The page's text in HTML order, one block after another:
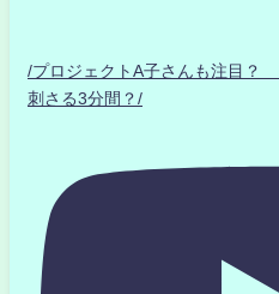
/プロジェクトA子さんも注目
刺さる3分間？/